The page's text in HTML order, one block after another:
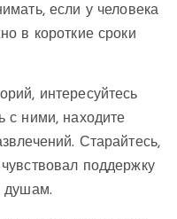
если у человека
в короткие сроки
интересуйтесь
с ними, находите
Старайтесь,
поддержку
душам.